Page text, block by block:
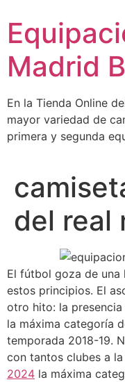
contenido
Madrid
En la Tienda Online
mayor variedad de
primera y segunda
del real
El fútbol goza de
estos principios. El
otro hito: la
la máxima categoría
temporada 2018-19.
con tantos clubes a
2024 la máxima